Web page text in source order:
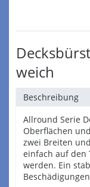
weich
Beschreibung
Allround Serie
Oberflächen
zwei Breiten
einfach auf den
werden. Ein